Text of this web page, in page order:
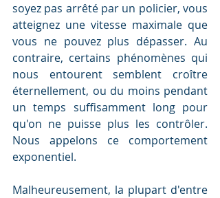
soyez pas arrêté par un policier, vous
atteignez une vitesse maximale que
vous ne pouvez plus dépasser. Au
contraire, certains phénomènes qui
nous entourent semblent croître
éternellement, ou du moins pendant
un temps suffisamment long pour
qu'on ne puisse plus les contrôler.
Nous appelons ce comportement
exponentiel.
Malheureusement, la plupart d'entre